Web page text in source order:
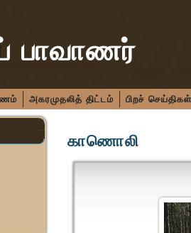
பாவாணர்
அகரமுதலித் திட்டம் பிறச் செய்திகள்
காணொலி